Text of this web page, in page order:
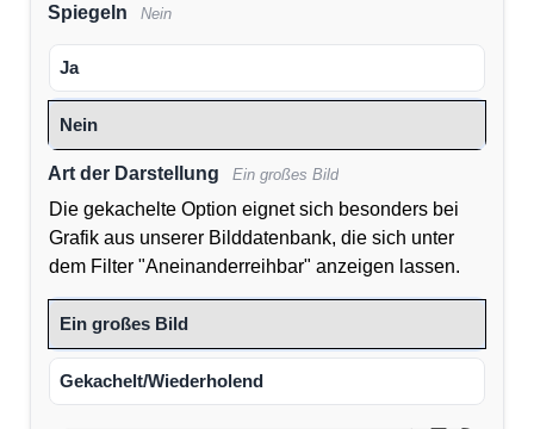
Spiegeln Nein
Ja
Nein
Art der Darstellung Ein großes Bild
Die gekachelte Option eignet sich besonders bei
Grafik aus unserer Bilddatenbank, die sich unter
dem Filter "Aneinanderreihbar" anzeigen lassen.
Ein großes Bild
Gekachelt/Wiederholend